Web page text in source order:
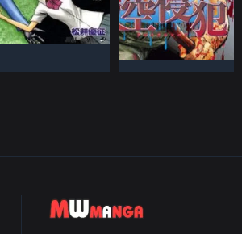
NHậT BảN
ĐANG TIếN HàNH
NHậT BảN
ĐANG TIếN HàNH